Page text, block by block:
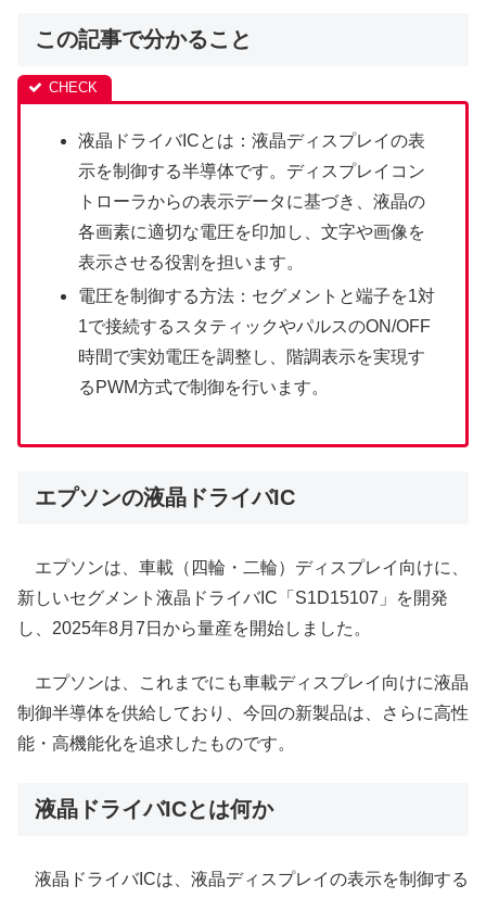
この記事で分かること
液晶ドライバICとは：液晶ディスプレイの表
示を制御する半導体です。ディスプレイコン
トローラからの表示データに基づき、液晶の
各画素に適切な電圧を印加し、文字や画像を
表示させる役割を担います。
電圧を制御する方法：セグメントと端子を1対
1で接続するスタティックやパルスのON/OFF
時間で実効電圧を調整し、階調表示を実現す
るPWM方式で制御を行います。
エプソンの液晶ドライバIC
エプソンは、車載（四輪・二輪）ディスプレイ向けに、
新しいセグメント液晶ドライバIC「S1D15107」を開発
し、2025年8月7日から量産を開始しました。
エプソンは、これまでにも車載ディスプレイ向けに液晶
制御半導体を供給しており、今回の新製品は、さらに高性
能・高機能化を追求したものです。
液晶ドライバICとは何か
液晶ドライバICは、液晶ディスプレイの表示を制御する